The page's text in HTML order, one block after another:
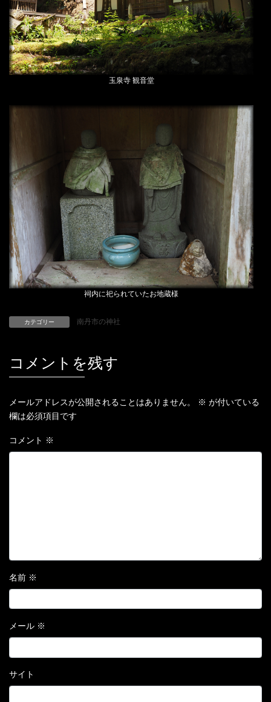
玉泉寺 観音堂
祠内に祀られていたお地蔵様
カテゴリー 南丹市の神社
コメントを残す
メールアドレスが公開されることはありません。 ※ が付いている
欄は必須項目です
コメント ※
名前 ※
メール ※
サイト